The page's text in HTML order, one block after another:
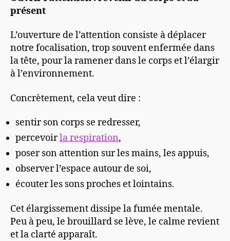
présent
L’ouverture de l’attention consiste à déplacer
notre focalisation, trop souvent enfermée dans
la tête, pour la ramener dans le corps et l’élargir
à l’environnement.
Concrètement, cela veut dire :
sentir son corps se redresser,
percevoirla respiration,
poser son attention sur les mains, les appuis,
observer l’espace autour de soi,
écouter les sons proches et lointains.
Cet élargissement dissipe la fumée mentale.
Peu à peu, le brouillard se lève, le calme revient
et la clarté apparaît.